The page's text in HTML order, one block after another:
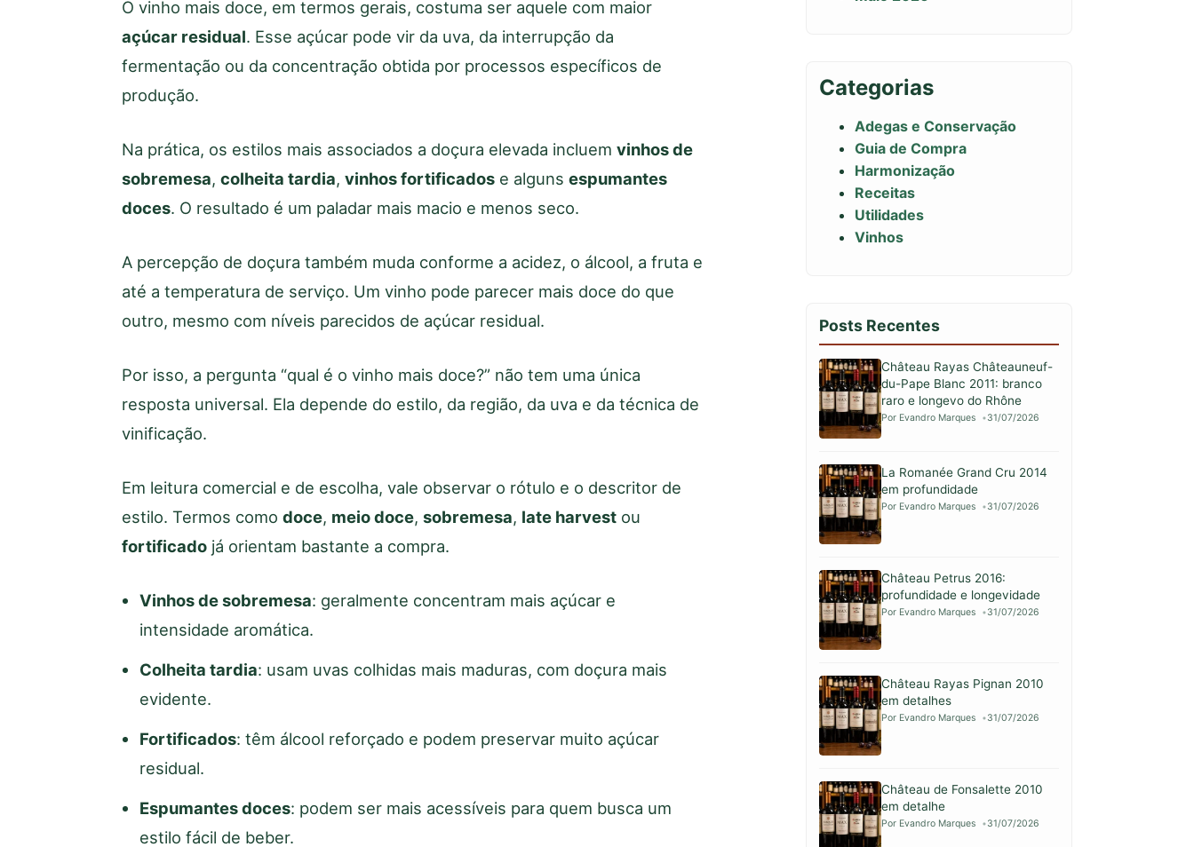
O vinho mais doce, em termos gerais, costuma ser aquele com maior
açúcar residual. Esse açúcar pode vir da uva, da interrupção da
fermentação ou da concentração obtida por processos específicos de
produção.
Na prática, os estilos mais associados a doçura elevada incluem vinhos de
sobremesa, colheita tardia, vinhos fortificados e alguns espumantes
doces. O resultado é um paladar mais macio e menos seco.
A percepção de doçura também muda conforme a acidez, o álcool, a fruta e
até a temperatura de serviço. Um vinho pode parecer mais doce do que
outro, mesmo com níveis parecidos de açúcar residual.
Por isso, a pergunta “qual é o vinho mais doce?” não tem uma única
resposta universal. Ela depende do estilo, da região, da uva e da técnica de
vinificação.
Em leitura comercial e de escolha, vale observar o rótulo e o descritor de
estilo. Termos como doce, meio doce, sobremesa, late harvest ou
fortificado já orientam bastante a compra.
Vinhos de sobremesa: geralmente concentram mais açúcar e
intensidade aromática.
Colheita tardia: usam uvas colhidas mais maduras, com doçura mais
evidente.
Fortificados: têm álcool reforçado e podem preservar muito açúcar
residual.
Espumantes doces: podem ser mais acessíveis para quem busca um
estilo fácil de beber.
Categorias
Adegas e Conservação
Guia de Compra
Harmonização
Receitas
Utilidades
Vinhos
Posts Recentes
Château Rayas Châteauneuf-
du-Pape Blanc 2011: branco
raro e longevo do Rhône
Por Evandro Marques 31/07/2026
La Romanée Grand Cru 2014
em profundidade
Por Evandro Marques 31/07/2026
Château Petrus 2016:
profundidade e longevidade
Por Evandro Marques 31/07/2026
Château Rayas Pignan 2010
em detalhes
Por Evandro Marques 31/07/2026
Château de Fonsalette 2010
em detalhe
Por Evandro Marques 31/07/2026